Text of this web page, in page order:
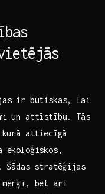
ir būtiskas,‌ lai
un attīstību. Tās⁢
attiecīgā
ekoloģiskos,
Šādas stratēģijas
mērķī, bet arī‌